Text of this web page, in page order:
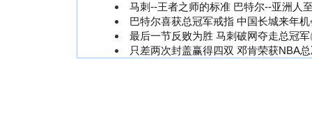
马刺--王者之师的标准 巴特尔--亚洲人
巴特尔喜获总冠军戒指 中国长城来年
最后一节反败为胜 马刺破网夺走总冠军
只差两次封盖赢得四双 邓肯荣获NBA